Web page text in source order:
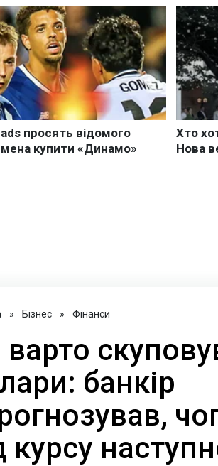
» Бізнес » Фінанси
банкір
курсу